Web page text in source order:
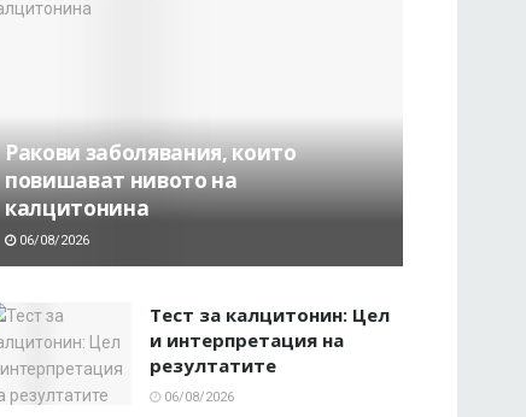
Ракови заболявания, които
повишават нивото на
калцитонина
06/08/2026
Тест за калцитонин: Цел
и интерпретация на
резултатите
06/08/2026